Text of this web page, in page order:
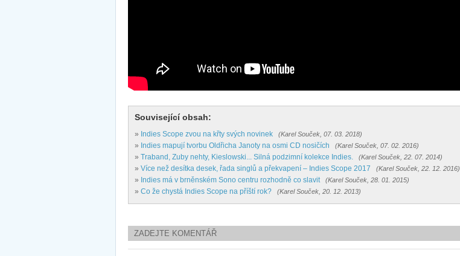
Související obsah:
» Indies Scope zvou na křty svých novinek (Karel Souček, 07. 03. 2018)
» Indies mapují tvorbu Oldřicha Janoty na osmi CD nosičích (Karel Souček, 07. 02. 2016)
» Traband, Zuby nehty, Kieslowski... Silná podzimní kolekce Indies. (Karel Souček, 22. 07. 2014)
» Více než desítka desek, řada singlů a překvapení – Indies Scope 2017 (Karel Souček, 22. 12. 2016)
» Indies má v brněnském Sono centru rozhodně co slavit (Karel Souček, 28. 01. 2015)
» Co že chystá Indies Scope na příští rok? (Karel Souček, 20. 12. 2013)
ZADEJTE KOMENTÁŘ